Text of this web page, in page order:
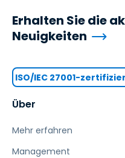
Über
Mehr erfahren
Management
Erhalten Sie die
Neuigkeiten
ISO/IEC 27001-